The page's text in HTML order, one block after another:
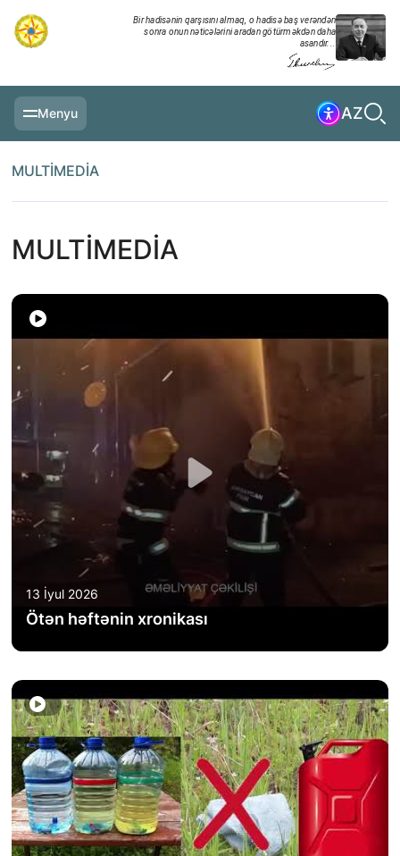
Bir hadisənin qarşısını almaq, o hadisə baş verəndən
sonra onun nəticələrini aradan götürməkdən daha
asandır...
Menyu AZ
MULTİMEDİA
TƏLIMLƏR
NAZIRLIK
QANUNVERICILIK
ƏHALININ MAARIFLƏNDIRILMƏSI
ƏLAQƏ
STATISTIKA
MULTİMEDİA
MULTİMEDİA
13 İyul 2026
Ötən həftənin xronikası